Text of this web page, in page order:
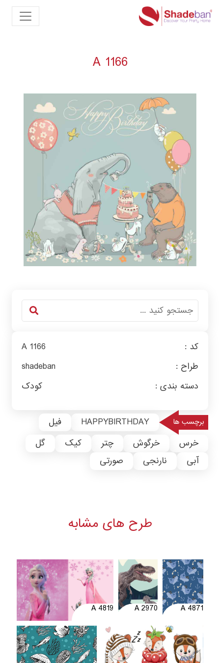
A 1166
کد :
A 1166
طراح :
shadeban
دسته بندی :
کودک
برچسب ها HAPPYBIRTHDAY
فیل
خرس
خرگوش چتر کیک
گل
آبی
نارنجی صورتی
طرح های مشابه
A 4871
A 2970
A 4819